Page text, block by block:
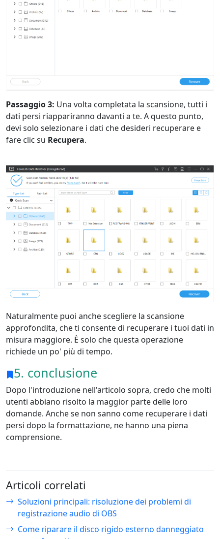
Passaggio 3: Una volta completata la scansione, tutti i
dati persi riappariranno davanti a te. A questo punto,
devi solo selezionare i dati che desideri recuperare e
fare clic su Recupera.
Naturalmente puoi anche scegliere la scansione
approfondita, che ti consente di recuperare i tuoi dati in
misura maggiore. È solo che questa operazione
richiede un po' più di tempo.
5. conclusione
Dopo l'introduzione nell'articolo sopra, credo che molti
utenti abbiano risolto la maggior parte delle loro
domande. Anche se non sanno come recuperare i dati
persi dopo la formattazione, ne hanno una piena
comprensione.
Articoli correlati
Soluzioni principali: risoluzione dei problemi di
registrazione audio di OBS
Come riparare il disco rigido esterno danneggiato
Bahasa Melayu
ไทย
한국어
Română